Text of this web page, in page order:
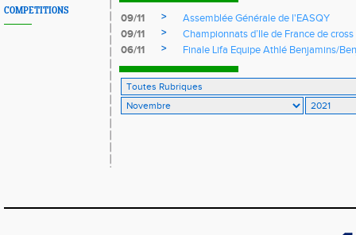
COMPETITIONS
09/11 >
Assemblée Générale de l'EASQY
09/11
>
Championnats d’Ile de France de cross
06/11
> Finale Lifa Equipe Athlé Benjamins/